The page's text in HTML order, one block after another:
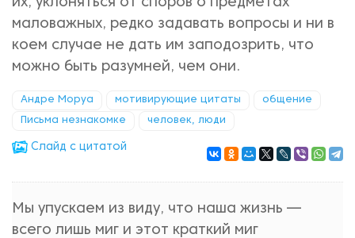
их, уклоняться от споров о предметах
маловажных, редко задавать вопросы и ни в
коем случае не дать им заподозрить, что
можно быть разумней, чем они.
Андре Моруа мотивирующие цитаты общение
Письма незнакомке человек, люди
Cлайд с цитатой
Мы упускаем из виду, что наша жизнь —
всего лишь миг и этот краткий миг